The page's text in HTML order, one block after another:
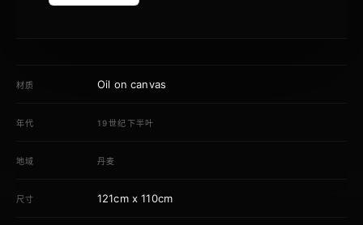
材质 Oil on canvas
年代 19世纪下半叶
地域 丹麦
尺寸 121cm x 110cm